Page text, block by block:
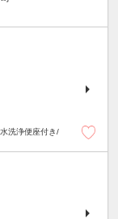
洗浄便座付き/